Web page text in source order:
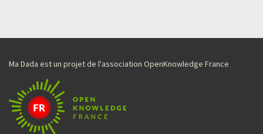
Ma Dada est un projet de l'association OpenKnowledge France